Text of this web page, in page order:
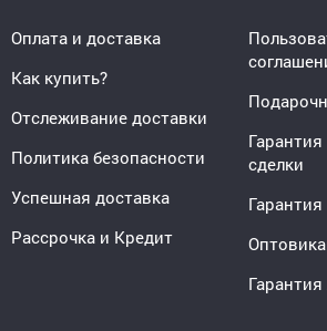
Оплата и доставка
Как купить?
Отслеживание доставки
Политика безопасности
Успешная доставка
Рассрочка и Кредит
сделки